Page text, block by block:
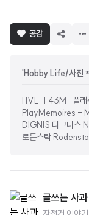
공감
'Hobby Life/사진
HVL-F43M : 플래
PlayMemoires -
DIGNIS 디그니스
로든스탁
글쓰는 사과